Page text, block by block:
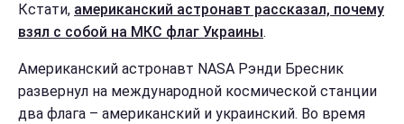
Кстати, американский астронавт рассказал, почему
взял с собой на МКС флаг Украины.
Американский астронавт NASA Рэнди Бресник
развернул на международной космической станции
два флага – американский и украинский. Во время